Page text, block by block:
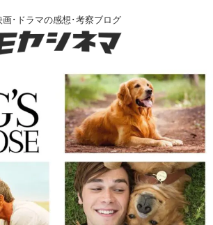
画･ドラマの感想･考察ブログ